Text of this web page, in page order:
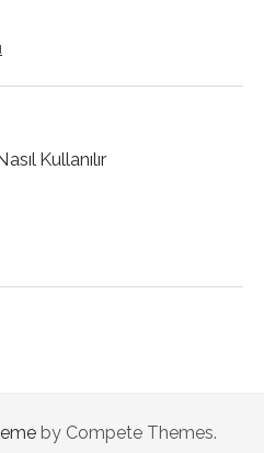
Kullanılır
by Compete Themes.